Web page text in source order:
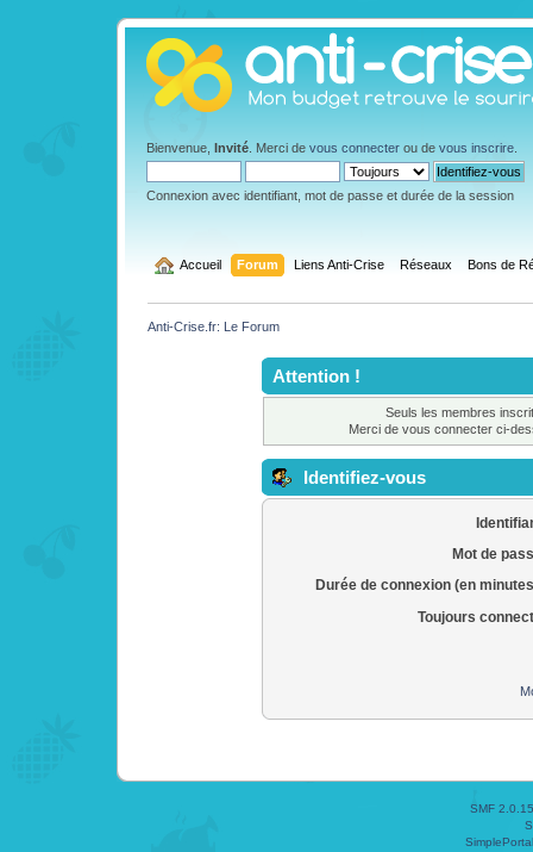
Bienvenue, Invité . Merci de vous connecter ou de vous inscrire
Connexion avec identifiant, mot de passe et durée de la session
Accueil Forum Liens Anti-Crise Réseaux Bons de
Anti-Crise.fr: Le Forum
Attention !
Seuls les membres
Merci de vous connecter ci-
Identifiez-vous
Mot de
Durée de connexion (en
Toujours
SMF 2.0.15